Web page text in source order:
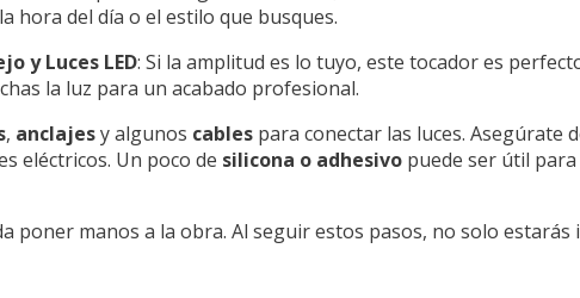
hora del día o el estilo que busques.
y Luces LED: Si la amplitud es lo tuyo, este tocador es
la luz para un acabado profesional.
, anclajesy algunos cables para conectar las luces. Asegúrate
eléctricos. Un poco de silicona o adhesivo puede ser útil
poner manos a la obra. Al seguir estos pasos, no solo